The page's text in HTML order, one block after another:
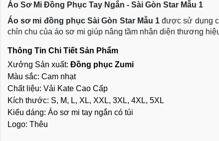
Áo Sơ Mi Đồng Phục Tay Ngắn - Sài Gòn Star Mẫu 1
Áo sơ mi đồng phục Sài Gòn Star Mẫu 1 được sử dụng
chỉn chu của áo sơ mi giúp nâng tầm nhận diện thương
Thông Tin Chi Tiết Sản Phẩm
Xưởng Sản xuất: Đồng phục Zumi
Màu sắc: Cam nhạt
Chất liệu: Vải Kate Cao Cấp
Kích thước: S, M, L, XL, XXL, 3XL, 4XL, 5XL
Kiểu dáng: Áo sơ mi tay ngắn có túi
Logo: Thêu